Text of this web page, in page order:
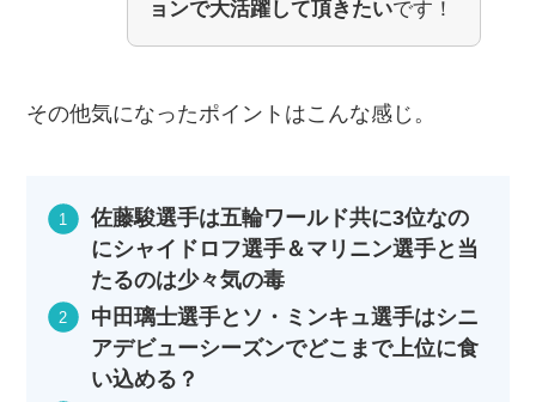
ョンで大活躍して頂きたいです！
その他気になったポイントはこんな感じ。
佐藤駿選手は五輪ワールド共に3位なの
にシャイドロフ選手＆マリニン選手と当
たるのは少々気の毒
中田璃士選手とソ・ミンキュ選手はシニ
アデビューシーズンでどこまで上位に食
い込める？